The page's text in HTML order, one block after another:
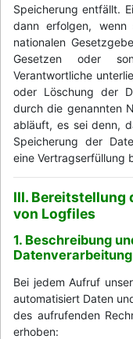
Speicherung entfällt.
dann erfolgen,
nationalen
Gesetzen oder
Verantwortliche
oder Löschung der
durch die genannten
abläuft, es sei denn,
Speicherung der
eine Vertragserfüllung
III. Bereitstellung
von Logfiles
1. Beschreibung
Datenverarbeitung
Bei jedem Aufruf
automatisiert Daten
des aufrufenden
erhoben: